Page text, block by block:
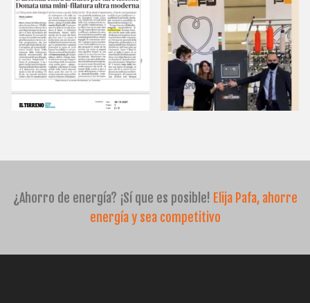
¿Ahorro de energía? ¡Sí que es posible! Elija Pafa, ahorre
energía y sea competitivo